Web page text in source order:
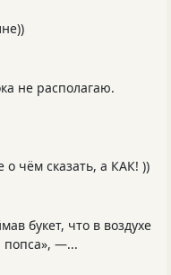
не располагаю.
о чём сказать, а КАК! ))
букет, что в воздухе
попса», —...